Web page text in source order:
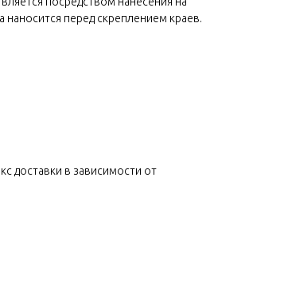
перед скреплением краев.
доставки в зависимости от